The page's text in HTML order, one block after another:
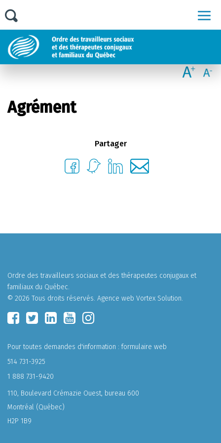
Agrément
Partager
Ordre des travailleurs sociaux et des thérapeutes conjugaux et
familiaux du Québec.
© 2026 Tous droits réservés. Agence web Vortex Solution.
Pour toutes demandes d'information :formulaire web
514 731-3925
1 888 731-9420
110, Boulevard Crémazie Ouest, bureau 600
Montréal (Québec)
H2P 1B9